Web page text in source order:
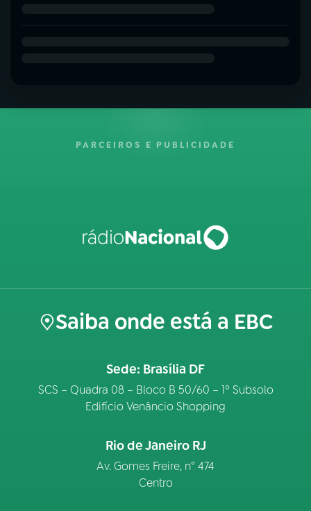
PARCEIROS E PUBLICIDADE
Saiba onde está a EBC
Sede: Brasília DF
SCS – Quadra 08 – Bloco B 50/60 – 1º Subsolo
Edifício Venâncio Shopping
Rio de Janeiro RJ
Av. Gomes Freire, n° 474
Centro